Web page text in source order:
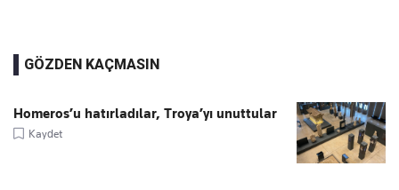
GÖZDEN KAÇMASIN
Homeros’u hatırladılar, Troya’yı unuttular
Kaydet